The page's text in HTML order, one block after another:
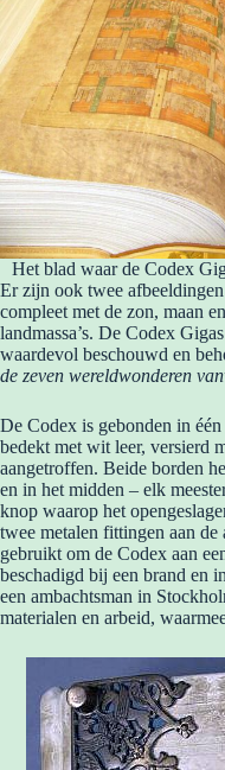
Het blad waar de Codex
Er zijn ook twee
compleet met de zon, maan
landmassa’s. De Codex
waardevol beschouwd en
de zeven wereldwonderen
De Codex is gebonden in
bedekt met wit leer, versierd
aangetroffen. Beide borden
en in het midden – elk
knop waarop het
twee metalen fittingen aan
gebruikt om de Codex aan
beschadigd bij een brand en
een ambachtsman in
materialen en arbeid,